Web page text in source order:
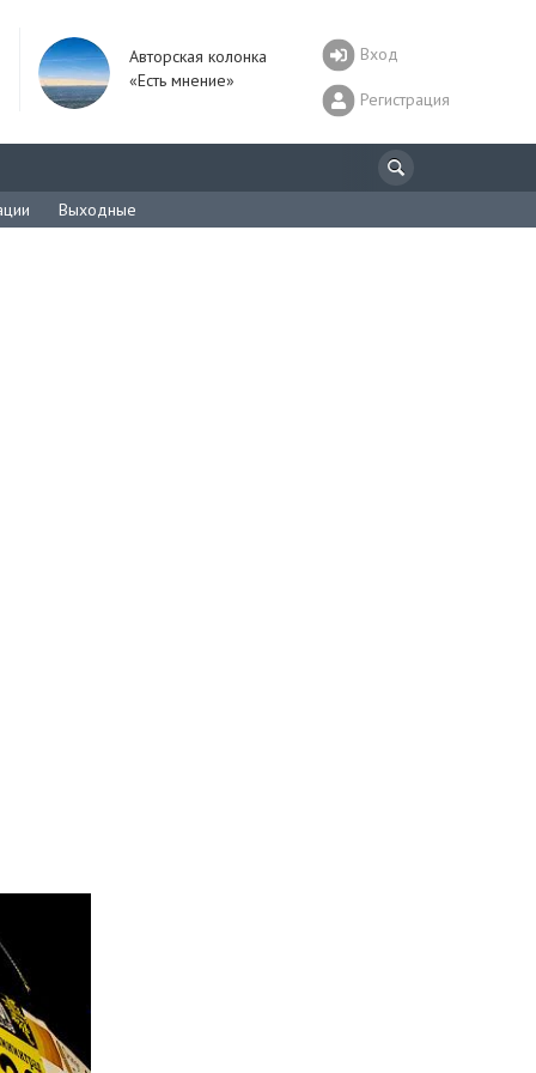
Авторская колонка
«Есть мнение»
Вход
Регистрация
Выходные